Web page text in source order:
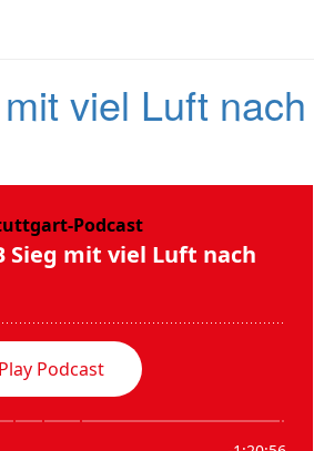
viel Luft nach